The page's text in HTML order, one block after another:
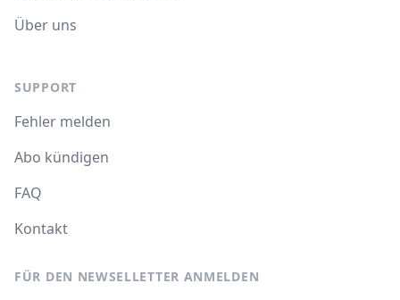
Über uns
SUPPORT
Fehler melden
Abo kündigen
FAQ
Kontakt
FÜR DEN NEWSELLETTER ANMELDEN